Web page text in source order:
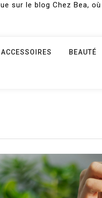
sur le blog Chez Bea,
ACCESSOIRES BEAUTÉ